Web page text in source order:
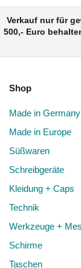
Verkauf nur für
500,- Euro
Shop
Made in Germany
Made in Europe
Süßwaren
Schreibgeräte
Kleidung + Caps
Technik
Werkzeuge +
Schirme
Taschen